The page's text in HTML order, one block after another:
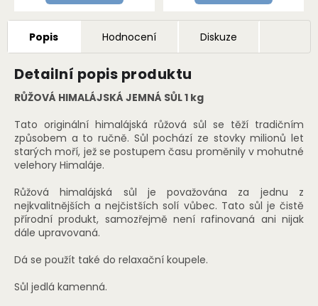
Popis Hodnocení Diskuze
Detailní popis produktu
RŮŽOVÁ HIMALÁJSKÁ JEMNÁ SŮL 1 kg
Tato originální himalájská růžová sůl se těží tradičním
způsobem a to ručně. Sůl pochází ze stovky milionů let
starých moří, jež se postupem času proměnily v mohutné
velehory Himaláje.
Růžová himalájská sůl je považována za jednu z
nejkvalitnějších a nejčistších solí vůbec. Tato sůl je čistě
přírodní produkt, samozřejmě není rafinovaná ani nijak
dále upravovaná.
Dá se použít také do relaxační koupele.
Sůl jedlá kamenná.